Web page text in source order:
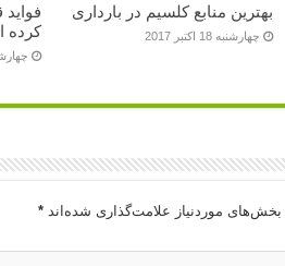
بهترین منابع کلسیم در بارداری
چهارشنبه 18 اکتبر 2017
کرده
چهارشنبه 18
بخش‌های موردنیاز علامت‌گذاری شده‌اند*